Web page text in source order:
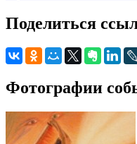
Поделиться
Фотографии